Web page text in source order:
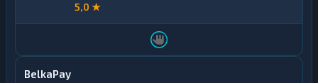
5,0 ★
BelkaPay